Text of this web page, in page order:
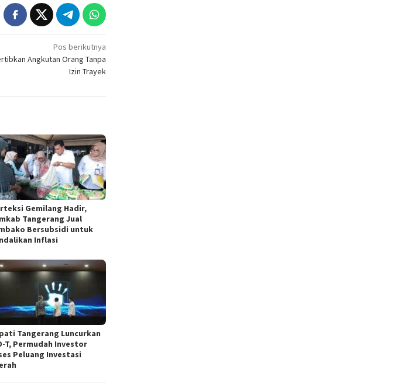
Pos berikutnya
Angkutan Orang Tanpa
Izin Trayek
Gemilang Hadir,
Tangerang Jual
Bersubsidi untuk
Inflasi
Tangerang Luncurkan
T, Permudah Investor
Peluang Investasi